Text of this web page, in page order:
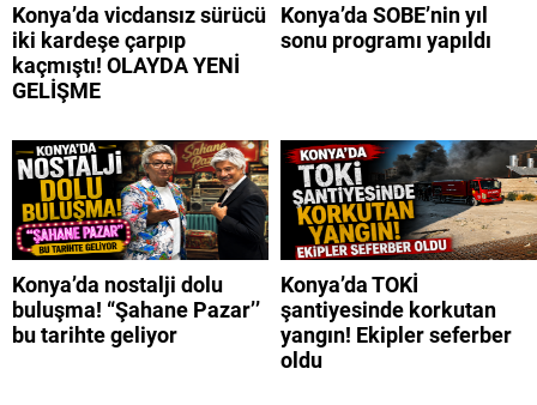
Konya’da vicdansız sürücü
iki kardeşe çarpıp
kaçmıştı! OLAYDA YENİ
GELİŞME
Konya’da SOBE’nin yıl
sonu programı yapıldı
Konya’da nostalji dolu
buluşma! “Şahane Pazar’’
bu tarihte geliyor
Konya’da TOKİ
şantiyesinde korkutan
yangın! Ekipler seferber
oldu